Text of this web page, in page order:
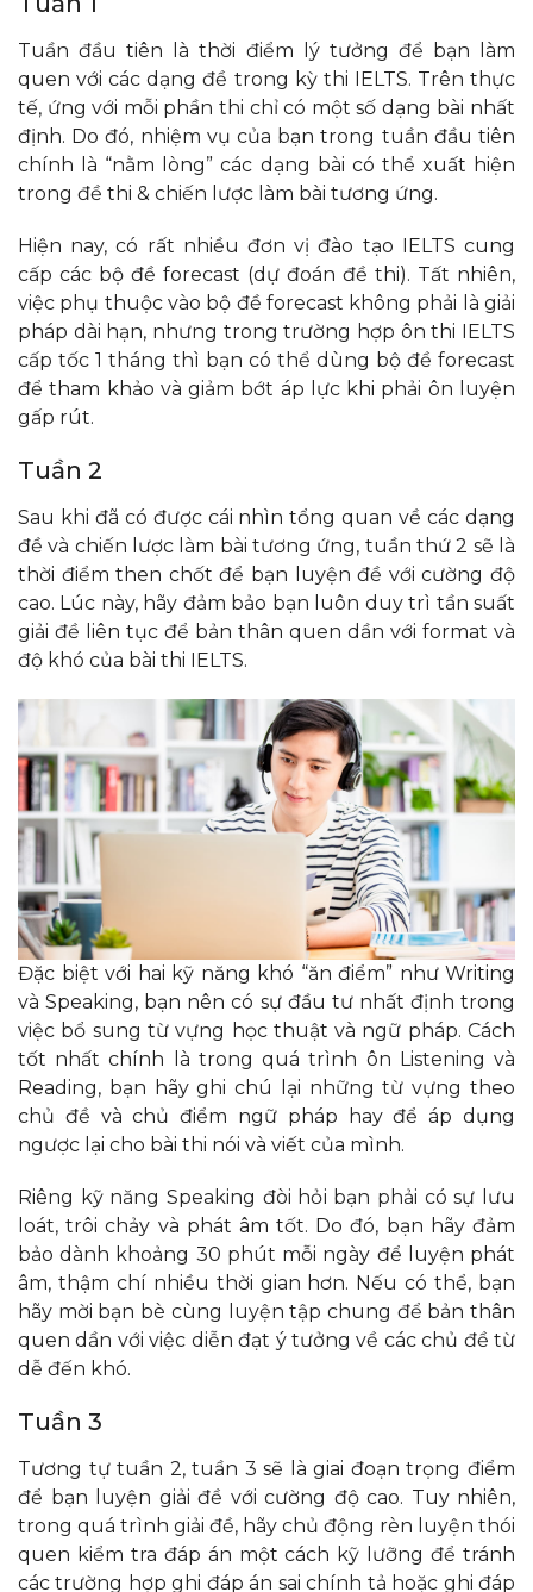
Tuần đầu tiên là thời điểm lý tưởng để bạn làm
quen với các dạng đề trong kỳ thi IELTS. Trên thực
tế, ứng với mỗi phần thi chỉ có một số dạng bài nhất
định. Do đó, nhiệm vụ của bạn trong tuần đầu tiên
chính là “nằm lòng” các dạng bài có thể xuất hiện
trong đề thi & chiến lược làm bài tương ứng.
Hiện nay, có rất nhiều đơn vị đào tạo IELTS cung
cấp các bộ đề forecast (dự đoán đề thi). Tất nhiên,
việc phụ thuộc vào bộ đề forecast không phải là giải
pháp dài hạn, nhưng trong trường hợp ôn thi IELTS
cấp tốc 1 tháng thì bạn có thể dùng bộ đề forecast
để tham khảo và giảm bớt áp lực khi phải ôn luyện
gấp rút.
Tuần 2
Sau khi đã có được cái nhìn tổng quan về các dạng
đề và chiến lược làm bài tương ứng, tuần thứ 2 sẽ là
thời điểm then chốt để bạn luyện đề với cường độ
cao. Lúc này, hãy đảm bảo bạn luôn duy trì tần suất
giải đề liên tục để bản thân quen dần với format và
độ khó của bài thi IELTS.
Đặc biệt với hai kỹ năng khó “ăn điểm” như Writing
và Speaking, bạn nên có sự đầu tư nhất định trong
việc bổ sung từ vựng học thuật và ngữ pháp. Cách
tốt nhất chính là trong quá trình ôn Listening và
Reading, bạn hãy ghi chú lại những từ vựng theo
chủ đề và chủ điểm ngữ pháp hay để áp dụng
ngược lại cho bài thi nói và viết của mình.
Riêng kỹ năng Speaking đòi hỏi bạn phải có sự lưu
loát, trôi chảy và phát âm tốt. Do đó, bạn hãy đảm
bảo dành khoảng 30 phút mỗi ngày để luyện phát
âm, thậm chí nhiều thời gian hơn. Nếu có thể, bạn
hãy mời bạn bè cùng luyện tập chung để bản thân
quen dần với việc diễn đạt ý tưởng về các chủ đề từ
dễ đến khó.
Tuần 3
Tương tự tuần 2, tuần 3 sẽ là giai đoạn trọng điểm
để bạn luyện giải đề với cường độ cao. Tuy nhiên,
trong quá trình giải đề, hãy chủ động rèn luyện thói
quen kiểm tra đáp án một cách kỹ lưỡng để tránh
các trường hợp ghi đáp án sai chính tả hoặc ghi đáp